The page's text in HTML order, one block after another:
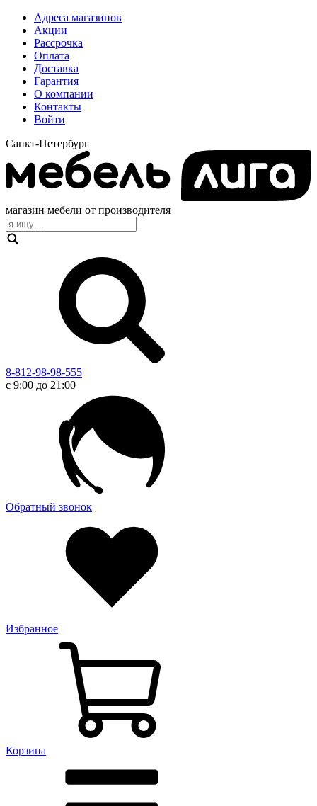
Адреса магазинов
Акции
Рассрочка
Оплата
Доставка
Гарантия
О компании
Контакты
Войти
Санкт-Петербург
магазин мебели от производителя
8-812-98-98-555
с 9:00 до 21:00
Обратный звонок
Избранное
Корзина